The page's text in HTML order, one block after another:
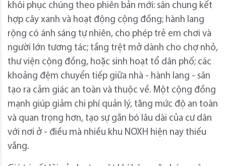
khôi phục chúng theo phiên bản mới: sân chung kết
hợp cây xanh và hoạt động cộng đồng; hành lang
rộng có ánh sáng tự nhiên, cho phép trẻ em chơi và
người lớn tương tác; tầng trệt mở dành cho chợ nhỏ,
thư viện cộng đồng, hoặc sinh hoạt tổ dân phố; các
khoảng đệm chuyển tiếp giữa nhà - hành lang - sân
tạo ra cảm giác an toàn và thuộc về. Một cộng đồng
mạnh giúp giảm chi phí quản lý, tăng mức độ an toàn
và quan trọng hơn, tạo sự gắn bó lâu dài của cư dân
với nơi ở - điều mà nhiều khu NOXH hiện nay thiếu
vắng.